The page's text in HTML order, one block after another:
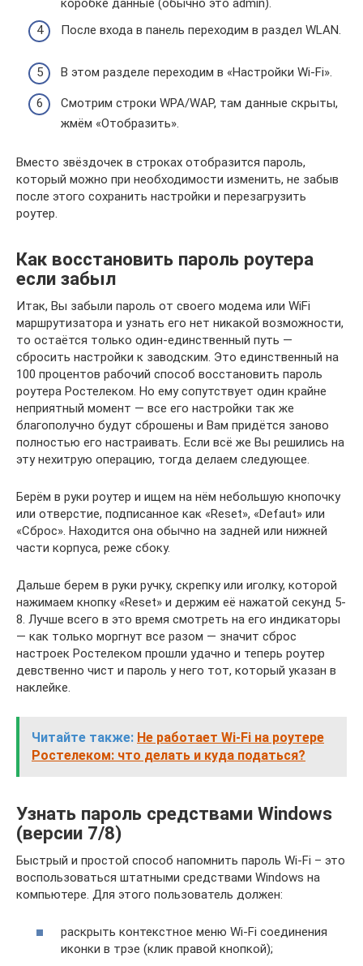
После входа в панель переходим в раздел WLAN.
В этом разделе переходим в «Настройки Wi-Fi».
Смотрим строки WPA/WAP, там данные скрыты,
жмём «Отобразить».
Вместо звёздочек в строках отобразится пароль,
который можно при необходимости изменить, не забыв
после этого сохранить настройки и перезагрузить
роутер.
Как восстановить пароль роутера
если забыл
Итак, Вы забыли пароль от своего модема или WiFi
маршрутизатора и узнать его нет никакой возможности,
то остаётся только один-единственный путь —
сбросить настройки к заводским. Это единственный на
100 процентов рабочий способ восстановить пароль
роутера Ростелеком. Но ему сопутствует один крайне
неприятный момент — все его настройки так же
благополучно будут сброшены и Вам придётся заново
полностью его настраивать. Если всё же Вы решились на
эту нехитрую операцию, тогда делаем следующее.
Берём в руки роутер и ищем на нём небольшую кнопочку
или отверстие, подписанное как «Reset», «Defaut» или
«Сброс». Находится она обычно на задней или нижней
части корпуса, реже сбоку.
Дальше берем в руки ручку, скрепку или иголку, которой
нажимаем кнопку «Reset» и держим её нажатой секунд 5-
8. Лучше всего в это время смотреть на его индикаторы
— как только моргнут все разом — значит сброс
настроек Ростелеком прошли удачно и теперь роутер
девственно чист и пароль у него тот, который указан в
наклейке.
Читайте также: Не работает Wi-Fi на роутере
Ростелеком: что делать и куда податься?
Узнать пароль средствами Windows
(версии 7/8)
Быстрый и простой способ напомнить пароль Wi-Fi – это
воспользоваться штатными средствами Windows на
компьютере. Для этого пользователь должен:
раскрыть контекстное меню Wi-Fi соединения
иконки в трэе (клик правой кнопкой);